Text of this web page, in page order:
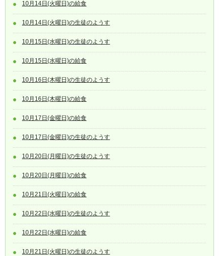
10月14日(火曜日)の給食
10月14日(火曜日)の生徒のようす
10月15日(水曜日)の生徒のようす
10月15日(水曜日)の給食
10月16日(木曜日)の生徒のようす
10月16日(木曜日)の給食
10月17日(金曜日)の給食
10月17日(金曜日)の生徒のようす
10月20日(月曜日)の生徒のようす
10月20日(月曜日)の給食
10月21日(火曜日)の給食
10月22日(水曜日)の生徒のようす
10月22日(水曜日)の給食
10月21日(火曜日)の生徒のようす